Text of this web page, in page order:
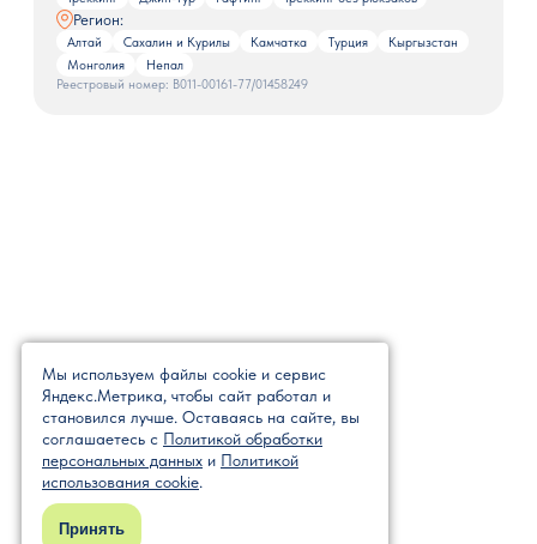
Регион:
Алтай Сахалин и Курилы Камчатка Турция
Кыргызстан
Монголия
Непал
Реестровый номер: В011-00161-77/01458249
Мы используем файлы cookie и сервис
Яндекс.Метрика, чтобы сайт работал и
становился лучше. Оставаясь на сайте, вы
соглашаетесь с Политикой обработки
персональных данных и Политикой
использования cookie.
Принять